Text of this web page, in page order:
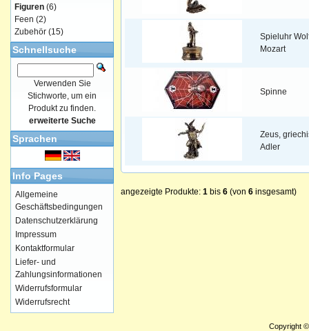
Spieluhr
Mozart
Spinne
Zeus,
Adler
angezeigte Produkte: 1 bis 6 (von 6 insgesamt)
Figuren (6)
Feen (2)
Zubehör (15)
Schnellsuche
Verwenden Sie
Stichworte, um ein
Produkt zu finden.
erweiterte Suche
Sprachen
Info Pages
Allgemeine
Geschäftsbedingungen
Datenschutzerklärung
Impressum
Kontaktformular
Liefer- und
Zahlungsinformationen
Widerrufsformular
Widerrufsrecht
Copyright